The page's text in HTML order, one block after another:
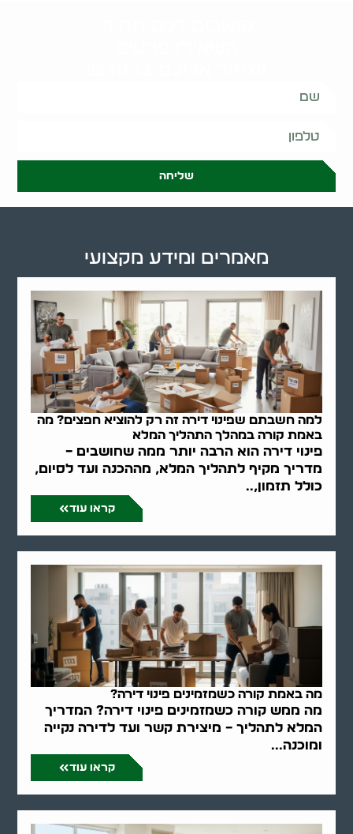
שליחה
למה חשבתם שפינוי דירה זה רק להוציא חפצים? מה
באמת קורה במהלך התהליך המלא
פינוי דירה הוא הרבה יותר ממה שחושבים –
מדריך מקיף לתהליך המלא, מההכנה ועד לסיום,
כולל תזמון,..
קראו עוד
מה באמת קורה כשמזמינים פינוי דירה?
מה ממש קורה כשמזמינים פינוי דירה? המדריך
המלא לתהליך – מיצירת קשר ועד לדירה נקייה
ומוכנה...
קראו עוד
מאמרים ומידע מקצועי